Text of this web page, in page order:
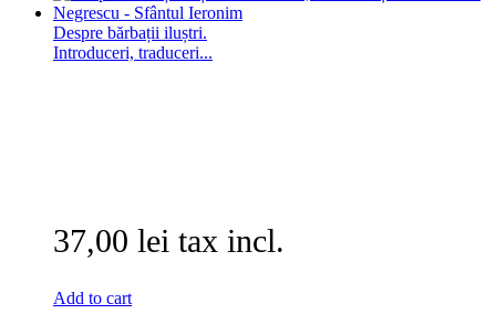
Despre bărbații iluștri.
Introduceri, traduceri...
37,00 lei tax incl.
Add to cart